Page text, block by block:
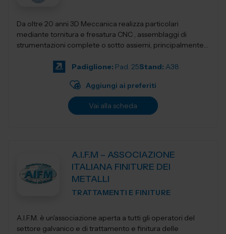
Da oltre 20 anni 3D Meccanica realizza particolari
mediante tornitura e fresatura CNC , assemblaggi di
strumentazioni complete o sotto assiemi, principalmente
Padiglione: Pad. 25Stand: A38
Aggiungi ai preferiti
Vai alla scheda
A.I.F.M – ASSOCIAZIONE
ITALIANA FINITURE DEI
METALLI
TRATTAMENTI E FINITURE
A.I.F.M. è un'associazione aperta a tutti gli operatori del
settore galvanico e di trattamento e finitura delle